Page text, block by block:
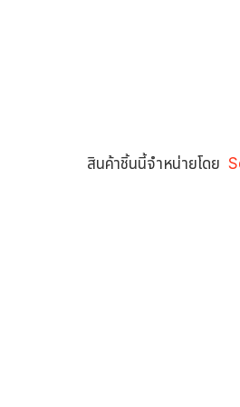
สินค้าชิ้นนี้จำหน่ายโดย